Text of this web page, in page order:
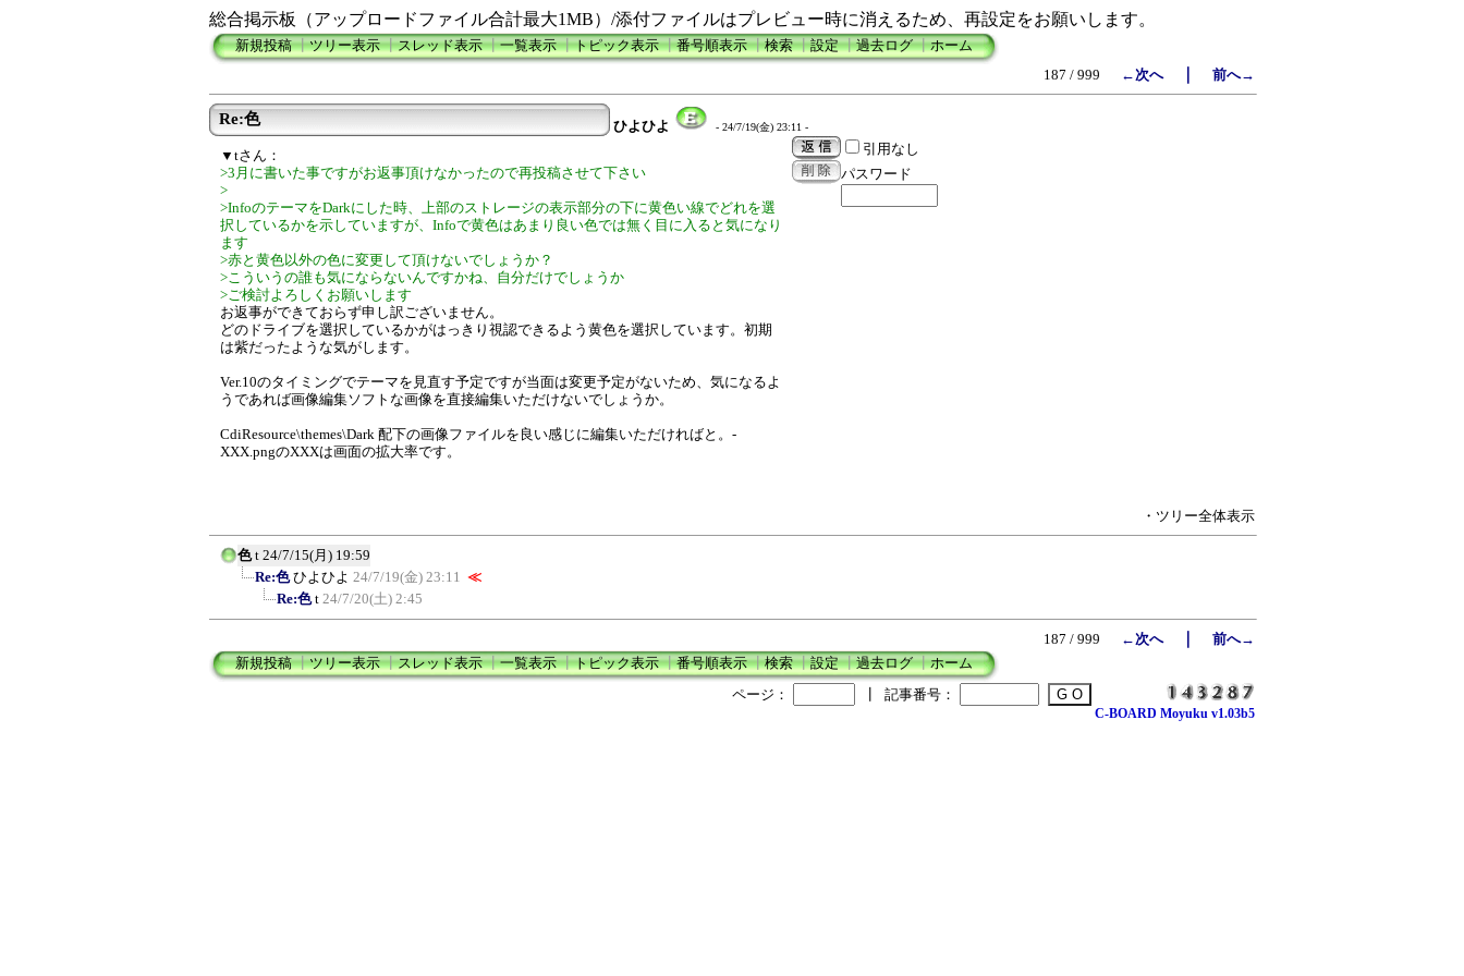
総合掲示板（アップロードファイル合計最大1MB）/添付ファイルはプレビュー時に消えるため、再設定をお願いします。
新規投稿┃ツリー表示┃スレッド表示┃一覧表示┃トピック表示┃番号順表示┃検索┃設定┃過去ログ┃ホーム
187 / 999
←次へ｜ 前へ→
Re:色 ひよひよ - 24/7/19(金) 23:11 -
▼tさん：
>3月に書いた事ですがお返事頂けなかったので再投稿させて下さい
>
>InfoのテーマをDarkにした時、上部のストレージの表示部分の下に黄色い線でどれを選
択しているかを示していますが、Infoで黄色はあまり良い色では無く目に入ると気になり
ます
>赤と黄色以外の色に変更して頂けないでしょうか？
>こういうの誰も気にならないんですかね、自分だけでしょうか
>ご検討よろしくお願いします
お返事ができておらず申し訳ございません。
どのドライブを選択しているかがはっきり視認できるよう黄色を選択しています。初期
は紫だったような気がします。
Ver.10のタイミングでテーマを見直す予定ですが当面は変更予定がないため、気になるよ
うであれば画像編集ソフトな画像を直接編集いただけないでしょうか。
CdiResource\themes\Dark 配下の画像ファイルを良い感じに編集いただければと。-
XXX.pngのXXXは画面の拡大率です。
引用なし
パスワード
・ツリー全体表示
色 t 24/7/15(月) 19:59
Re:色 ひよひよ 24/7/19(金) 23:11 ≪
Re:色 t 24/7/20(土) 2:45
187 / 999 ←次へ｜ 前へ→
新規投稿┃ツリー表示┃スレッド表示┃一覧表示┃トピック表示┃番号順表示┃検索┃設定┃過去ログ┃ホーム
ページ：
記事番号：
C-BOARD Moyuku v1.03b5